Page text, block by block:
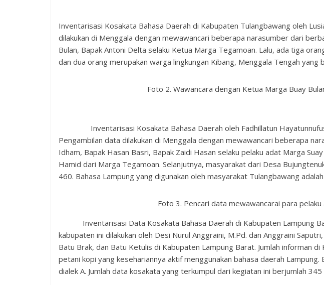
Inventarisasi Kosakata Bahasa Daerah di Kabupaten Tulangbawang oleh
dilakukan di Menggala dengan mewawancari beberapa narasumber dari
Bulan, Bapak Antoni Delta selaku Ketua Marga Tegamoan. Lalu, ada tiga
dan dua orang merupakan warga lingkungan Kibang, Menggala Tengah
Foto 2. Wawancara dengan Ketua Marga Buay
Inventarisasi Kosakata Bahasa Daerah oleh Fadhillatun
Pengambilan data dilakukan di Menggala dengan mewawancari beberapa
Idham, Bapak Hasan Basri, Bapak Zaidi Hasan selaku pelaku adat Marga
Hamid dari Marga Tegamoan. Selanjutnya, masyarakat dari Desa
460. Bahasa Lampung yang digunakan oleh masyarakat Tulangbawang
Foto 3. Pencari data mewawancarai para
Inventarisasi Data Kosakata Bahasa Daerah di Kabupaten Lampung
kabupaten ini dilakukan oleh Desi Nurul Anggraini, M.Pd. dan Anggraini
Batu Brak, dan Batu Ketulis di Kabupaten Lampung Barat. Jumlah informan
petani kopi yang kesehariannya aktif menggunakan bahasa daerah
dialek A. Jumlah data kosakata yang terkumpul dari kegiatan ini berjumlah 345